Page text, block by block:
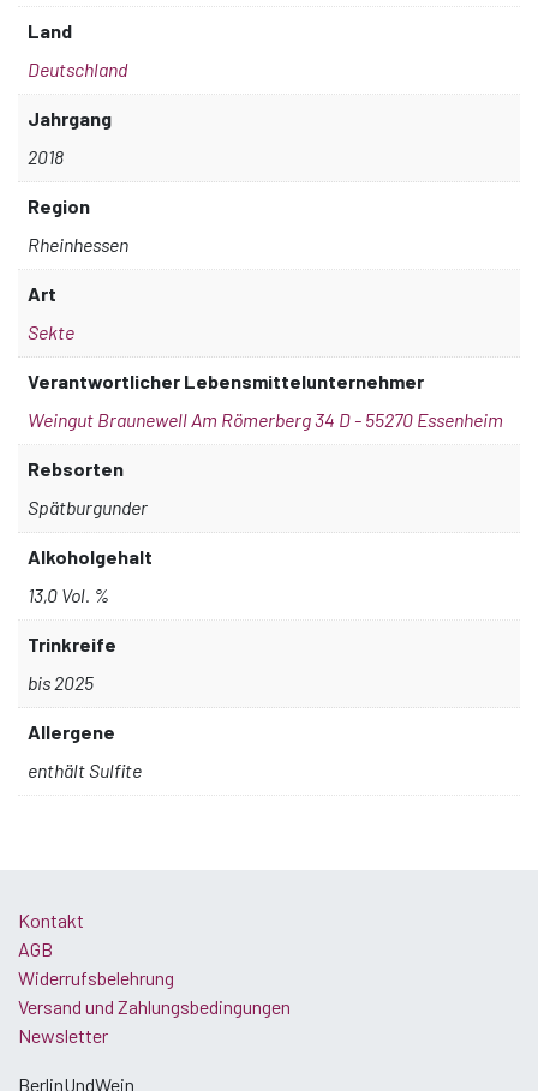
Land
Deutschland
Jahrgang
2018
Region
Rheinhessen
Art
Sekte
Verantwortlicher Lebensmittelunternehmer
Weingut Braunewell Am Römerberg 34 D - 55270 Essenheim
Rebsorten
Spätburgunder
Alkoholgehalt
13,0 Vol. %
Trinkreife
bis 2025
Allergene
enthält Sulfite
Kontakt
AGB
Widerrufsbelehrung
Versand und Zahlungsbedingungen
Newsletter
BerlinUndWein